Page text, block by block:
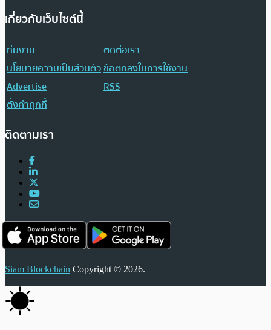
เกี่ยวกับเว็บไซต์นี้
ทีมงาน
ติดต่อเรา
นโยบายความเป็นส่วนตัวข้อตกลงในการใช้งาน
Advertise
RSS
ตั้งค่าคุกกี้
ติดตามเรา
Siam Blockchain Copyright © 2026.